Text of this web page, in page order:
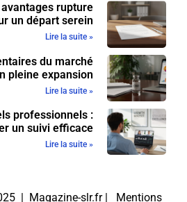
rupture
un départ serein
Lire la suite »
du marché
pleine expansion
Lire la suite »
professionnels :
un suivi efficace
Lire la suite »
| Magazine-slr.fr | Mentions